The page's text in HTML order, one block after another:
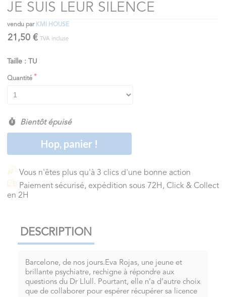
JE SUIS LEUR SILENCE
vendu par KMI HOUSE
21,50 € TVA incluse
Taille : TU
Quantité
Bientôt épuisé
Hop, panier !
Vous n'êtes plus qu'à 3 clics d'une bonne action
Paiement sécurisé, expédition sous 72H, Click & Collect
en 2H
DESCRIPTION
Barcelone, de nos jours.Eva Rojas, une jeune et
brillante psychiatre, rechigne à répondre aux
questions du Dr Llull. Pourtant, elle n’a d’autre choix
que de collaborer pour espérer récupérer sa licence